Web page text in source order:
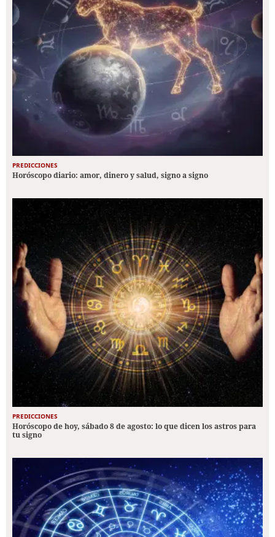
PREDICCIONES
Horóscopo diario: amor, dinero y salud, signo a signo
PREDICCIONES
Horóscopo de hoy, sábado 8 de agosto: lo que dicen los astros para
tu signo